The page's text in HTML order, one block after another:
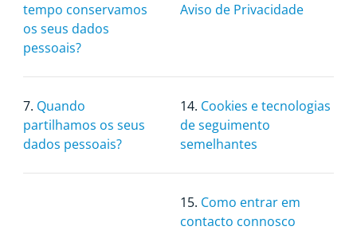
tempo conservamos
os seus dados
pessoais?
Aviso de Privacidade
7. Quando
partilhamos os seus
dados pessoais?
14. Cookies e tecnologias
de seguimento
semelhantes
15. Como entrar em
contacto connosco